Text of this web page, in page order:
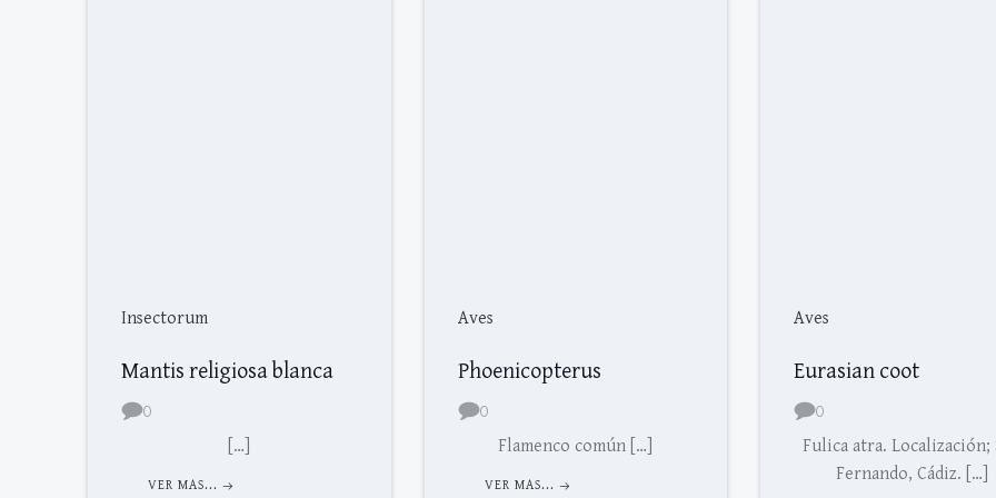
Insectorum
Mantis religiosa blanca
0
[…]
VER MAS...
Aves
Phoenicopterus
0
Flamenco común […]
VER MAS...
Aves
Eurasian coot
0
Fulica atra. Localización;
Fernando, Cádiz. […]